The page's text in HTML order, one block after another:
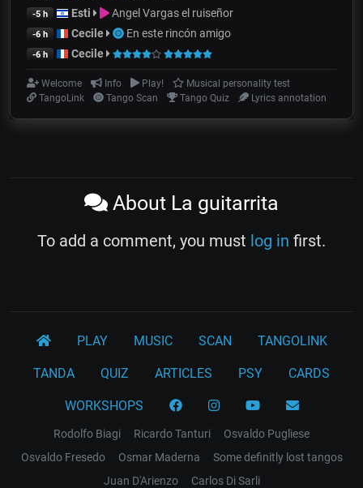
-5 h Esti Angel Vargas el ruiseñor
-6 h Cecile En este rincón amigo
-6 h Cecile
Welcome Info Play!
Musical personality test
TangoLink
Tango Scan Tango Quiz Lyrics annotation
About La guitarrita
To add a comment, you must log in first.
PLAY MUSIC SCAN TANGOLINK
TANDA QUIZ ARTICLES PSY CARDS
WORKSHOPS
Rodolfo Biagi Ricardo Tanturi
Osvaldo Pugliese
Osvaldo Fresedo
Osmar Maderna
Some definitly lost tangos
Juan D'Arienzo
Carlos Di Sarli